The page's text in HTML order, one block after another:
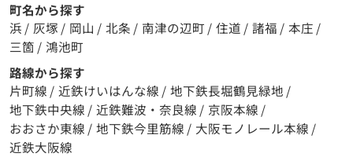
町名から探す
浜 / 灰塚 / 岡山 / 北条 / 南津の辺町 / 住道 / 諸福 / 本庄 /
三箇 / 鴻池町
路線から探す
片町線 / 近鉄けいはんな線 / 地下鉄長堀鶴見緑地 /
地下鉄中央線 / 近鉄難波・奈良線 / 京阪本線 /
おおさか東線 / 地下鉄今里筋線 / 大阪モノレール本線 /
近鉄大阪線